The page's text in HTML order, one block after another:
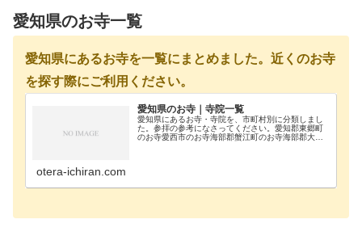
愛知県のお寺一覧
愛知県にあるお寺を一覧にまとめました。近くのお寺
を探す際にご利用ください。
愛知県のお寺｜寺院一覧
愛知県にあるお寺・寺院を、市町村別に分類しまし
た。参拝の参考になさってください。愛知郡東郷町
のお寺愛西市のお寺海部郡蟹江町のお寺海部郡大治
otera-ichiran.com